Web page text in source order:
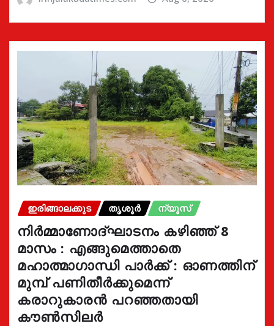
ഇരിങ്ങാലക്കുട തൃശൂർ ന്യൂസ്
നിർമ്മാണോദ്ഘാടനം കഴിഞ്ഞ് 8
മാസം : എങ്ങുമെത്താതെ
മഹാത്മാഗാന്ധി പാർക്ക് : ഓണത്തിന്
മുമ്പ് പണിതീർക്കുമെന്ന്
കരാറുകാരൻ പറഞ്ഞതായി
കൗൺസിലർ